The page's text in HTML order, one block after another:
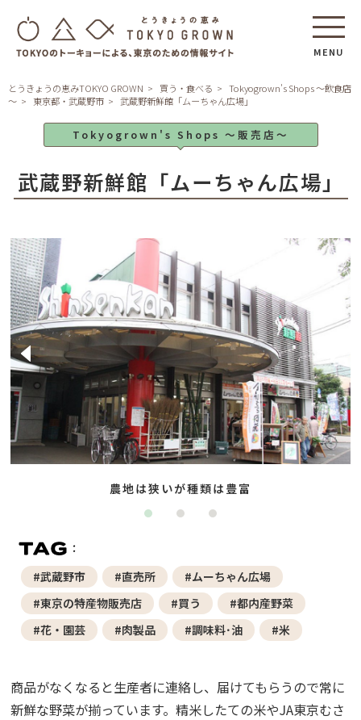
MENU
とうきょうの恵みTOKYO GROWN 買う・食べる
Tokyogrown's Shops ～飲食店
～
東京都・武蔵野市 武蔵野新鮮館「ムーちゃん広場」
Tokyogrown's Shops ～販売店～
武蔵野新鮮館「ムーちゃん広場」
農地は狭いが種類は豊富
#武蔵野市 #直売所
#ムーちゃん広場
#東京の特産物販売店
#買う
#都内産野菜
#花・園芸
#肉製品 #調味料･油 #米
商品がなくなると生産者に連絡し、届けてもらうので常に
新鮮な野菜が揃っています。精米したての米やJA東京むさ